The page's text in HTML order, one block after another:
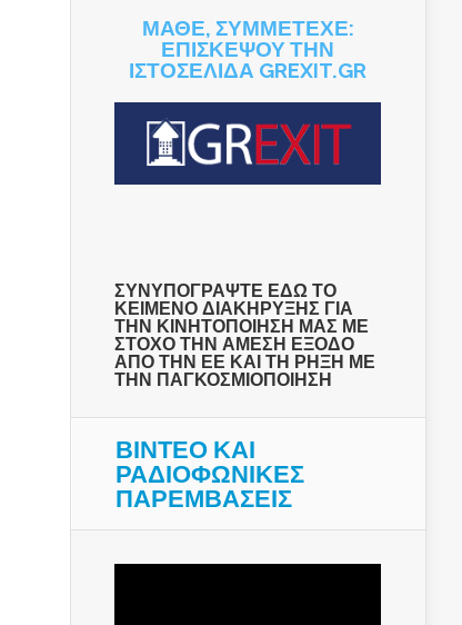
ΜΑΘΕ, ΣΥΜΜΕΤΕΧΕ:
ΕΠΙΣΚΕΨΟΥ ΤΗΝ
ΙΣΤΟΣΕΛΙΔΑ GREXIT.GR
ΣΥΝΥΠΟΓΡΑΨΤΕ ΕΔΩ ΤΟ
ΚΕΙΜΕΝΟ ΔΙΑΚΗΡΥΞΗΣ ΓΙΑ
ΤΗΝ ΚΙΝΗΤΟΠΟΙΗΣΗ ΜΑΣ ΜΕ
ΣΤΟΧΟ ΤΗΝ ΑΜΕΣΗ ΕΞΟΔΟ
ΑΠΟ ΤΗΝ ΕΕ ΚΑΙ ΤΗ ΡΗΞΗ ΜΕ
ΤΗΝ ΠΑΓΚΟΣΜΙΟΠΟΙΗΣΗ
ΒΙΝΤΕΟ ΚΑΙ
ΡΑΔΙΟΦΩΝΙΚΕΣ
ΠΑΡΕΜΒΑΣΕΙΣ